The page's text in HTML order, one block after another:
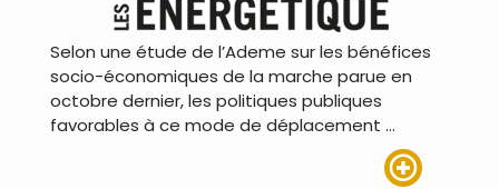
Selon une étude de l’Ademe sur les bénéfices
socio-économiques de la marche parue en
octobre dernier, les politiques publiques
favorables à ce mode de déplacement …